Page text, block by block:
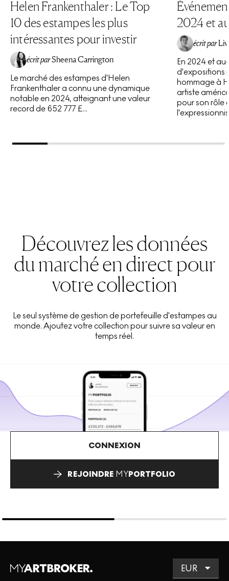
résulte un ensemble d'œuvres qui semblent
enracinées dans un lieu tout en étant intemporelles
dans leur abstraction.
Helen Frankenthaler : Le Top
10 des estampes les plus
intéressantes pour investir
écrit parSheena Carrington
Le marché des estampes d'Helen
Frankenthaler a connu une dynamique
notable en 2024, atteignant une valeur
record de 652 777 £...
2024 et
écrit par
En 2024 et
d'expositions
hommage à
artiste
pour son rôle
Découvrez les données
du marché en direct pour
votre collection
Le seul système de gestion de portefeuille d'estampes au
monde. Ajoutez votre collection pour suivre sa valeur en
temps réel.
CONNEXION
REJOINDRE MYPORTFOLIO